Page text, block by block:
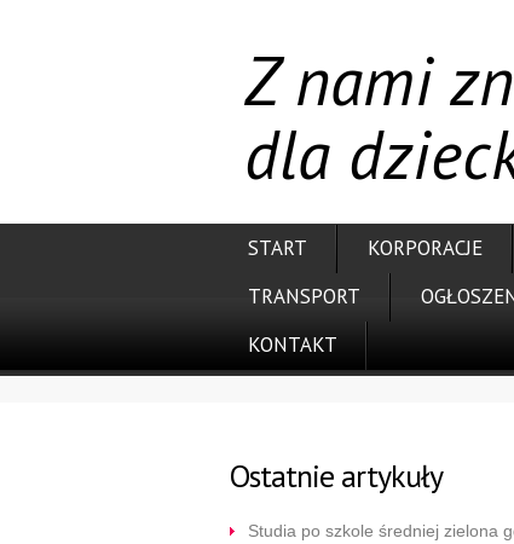
Z nami
dla
START KORPORACJE
TRANSPORT
KONTAKT
Ostatnie artykuły
Studia po szkole średniej zielona